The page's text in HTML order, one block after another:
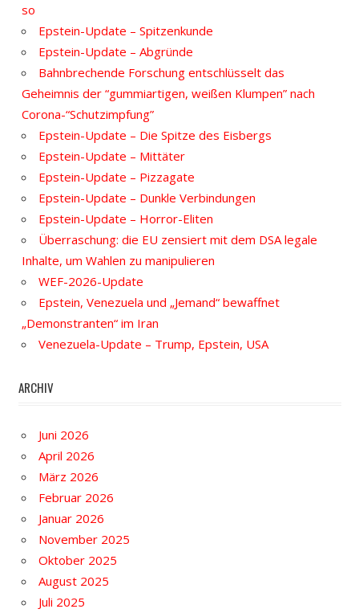
so
Epstein-Update – Spitzenkunde
Epstein-Update – Abgründe
Bahnbrechende Forschung entschlüsselt das
Geheimnis der “gummiartigen, weißen Klumpen” nach
Corona-“Schutzimpfung”
Epstein-Update – Die Spitze des Eisbergs
Epstein-Update – Mittäter
Epstein-Update – Pizzagate
Epstein-Update – Dunkle Verbindungen
Epstein-Update – Horror-Eliten
Überraschung: die EU zensiert mit dem DSA legale
Inhalte, um Wahlen zu manipulieren
WEF-2026-Update
Epstein, Venezuela und „Jemand“ bewaffnet
„Demonstranten“ im Iran
Venezuela-Update – Trump, Epstein, USA
ARCHIV
Juni 2026
April 2026
März 2026
Februar 2026
Januar 2026
November 2025
Oktober 2025
August 2025
Juli 2025